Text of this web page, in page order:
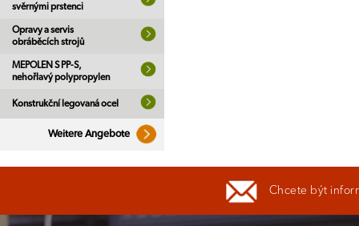
svěrnými prstenci
Opravy a servis
obráběcích strojů
MEPOLEN S PP-S,
nehořlavý polypropylen
Konstrukční legovaná ocel
Weitere Angebote
Chcete být